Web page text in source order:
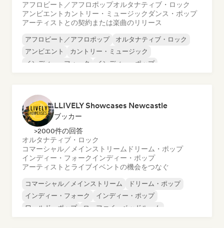
アフロビート／アフロポップオルタナティブ・ロック
アンビエント カントリー・ミュージック ダンス・ポップ
アーティストとの契約または楽曲のリリース
アフロビート／アフロポップ
オルタナティブ・ロック
アンビエント
カントリー・ミュージック
インディー・フォーク
インディー・ポップ
LLIVELY Showcases Newcastle
ブッカー
>2000件の回答
オルタナティブ・ロック
コマーシャル／メインストリーム ドリーム・ポップ
インディー・フォークインディー・ポップ
アーティストとライブイベントの機会をつなぐ
コマーシャル／メインストリーム
ドリーム・ポップ
インディー・フォーク
インディー・ポップ
ワールド・ポップ
ローファイ・ベッドルーム